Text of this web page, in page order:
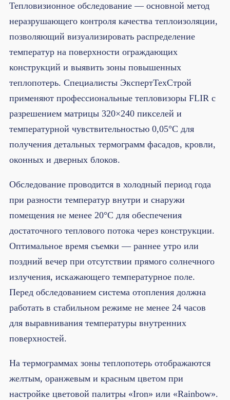
Тепловизионное обследование — основной метод
неразрушающего контроля качества теплоизоляции,
позволяющий визуализировать распределение
температур на поверхности ограждающих
конструкций и выявить зоны повышенных
теплопотерь. Специалисты ЭкспертТехСтрой
применяют профессиональные тепловизоры FLIR с
разрешением матрицы 320×240 пикселей и
температурной чувствительностью 0,05°C для
получения детальных термограмм фасадов, кровли,
оконных и дверных блоков.
Обследование проводится в холодный период года
при разности температур внутри и снаружи
помещения не менее 20°C для обеспечения
достаточного теплового потока через конструкции.
Оптимальное время съемки — раннее утро или
поздний вечер при отсутствии прямого солнечного
излучения, искажающего температурное поле.
Перед обследованием система отопления должна
работать в стабильном режиме не менее 24 часов
для выравнивания температуры внутренних
поверхностей.
На термограммах зоны теплопотерь отображаются
желтым, оранжевым и красным цветом при
настройке цветовой палитры «Iron» или «Rainbow».